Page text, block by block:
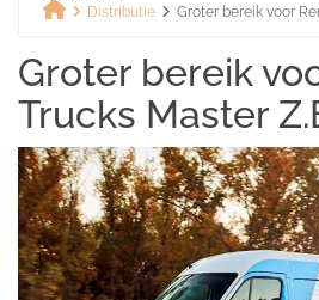
Distributie Groter bereik voor
Groter bereik
Trucks Master